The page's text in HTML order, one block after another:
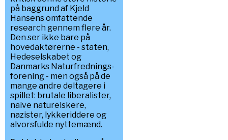
på baggrund af Kjeld
Hansens omfattende
research gennem flere år.
Den ser ikke bare på
hovedaktørerne - staten,
Hedeselskabet og
Danmarks Naturfrednings-
forening - men også på de
mange andre deltagere i
spillet: brutale liberalister,
naive naturelskere,
nazister, lykkeriddere og
alvorsfulde nyttemænd.